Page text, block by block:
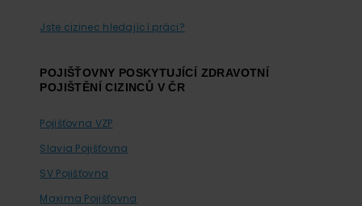
Jste cizinec hledající práci?
POJIŠŤOVNY POSKYTUJÍCÍ ZDRAVOTNÍ
POJIŠTĚNÍ CIZINCŮ V ČR
Pojišťovna VZP
Slavia Pojišťovna
SV Pojišťovna
Maxima Pojišťovna